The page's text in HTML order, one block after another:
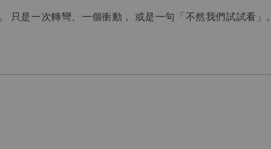
只是一次轉彎、一個衝動， 或是一句「不然我們試試看」。